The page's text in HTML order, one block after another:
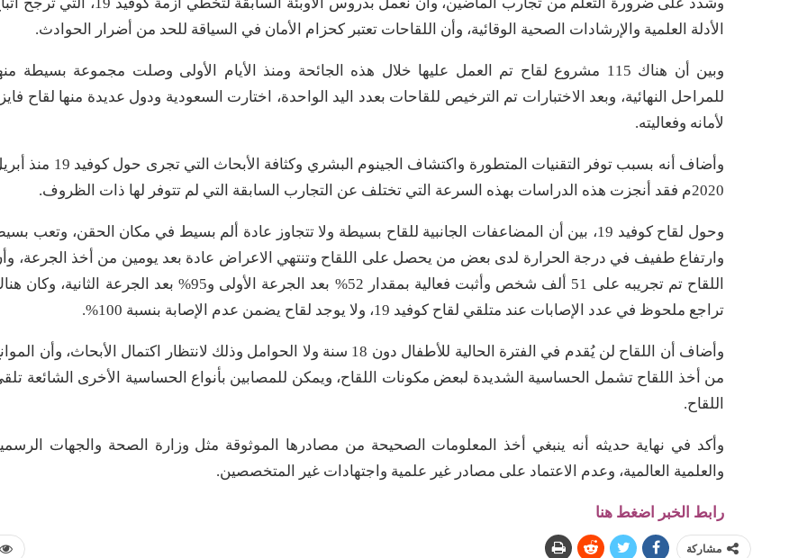
الأدلة العلمية والإرشادات الصحية الوقائية، وأن اللقاحات تعتبر كحزام الأمان في السياقة للحد من أضرار الحوادث.
وبين أن هناك 115 مشروع لقاح تم العمل عليها خلال هذه الجائحة ومنذ الأيام الأولى وصلت مجموعة بسيطة
للمراحل النهائية، وبعد الاختبارات تم الترخيص للقاحات بعدد اليد الواحدة، اختارت السعودية ودول عديدة منها لقاح
لأمانه وفعاليته.
وأضاف أنه بسبب توفر التقنيات المتطورة واكتشاف الجينوم البشري وكثافة الأبحاث التي تجرى
2020م فقد أنجزت هذه الدراسات بهذه السرعة التي تختلف عن التجارب السابقة التي لم تتوفر لها ذات الظروف.
وحول لقاح كوفيد 19، بين أن المضاعفات الجانبية للقاح بسيطة ولا تتجاوز عادة ألم بسيط في مكان الحقن، وتعب
وارتفاع طفيف في درجة الحرارة لدى بعض من يحصل على اللقاح وتنتهي الاعراض عادة بعد يومين من أخذ الجرعة،
اللقاح تم تجريبه على 51 ألف شخص وأثبت فعالية بمقدار 52% بعد الجرعة الأولى و95% بعد الجرعة الثانية،
تراجع ملحوظ في عدد الإصابات عند متلقي لقاح كوفيد 19، ولا يوجد لقاح يضمن عدم الإصابة بنسبة 100%.
وأضاف أن اللقاح لن يُقدم في الفترة الحالية للأطفال دون 18 سنة ولا الحوامل وذلك لانتظار اكتمال الأبحاث، وأن
من أخذ اللقاح تشمل الحساسية الشديدة لبعض مكونات اللقاح، ويمكن للمصابين بأنواع الحساسية الأخرى الشائعة
اللقاح.
وأكد في نهاية حديثه أنه ينبغي أخذ المعلومات الصحيحة من مصادرها الموثوقة مثل وزارة الصحة والجهات
والعلمية العالمية، وعدم الاعتماد على مصادر غير علمية واجتهادات غير المتخصصين.
رابط الخبر اضغط هنا
مشاركة